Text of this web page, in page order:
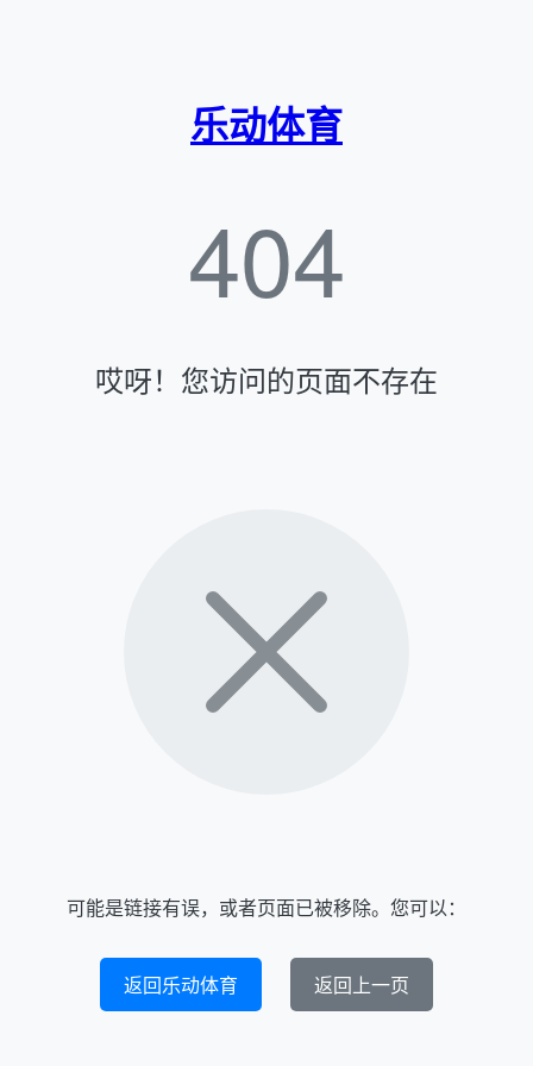
乐动体育
404
哎呀！您访问的页面不存在
可能是链接有误，或者页面已被移除。您可以：
返回乐动体育 返回上一页